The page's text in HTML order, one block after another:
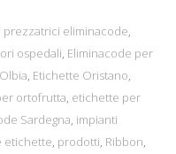
prezzatrici eliminacode
ospedali Eliminacode per
Etichette Oristano
ortofrutta etichette per
Sardegna impianti
etichette prodotti Ribbon